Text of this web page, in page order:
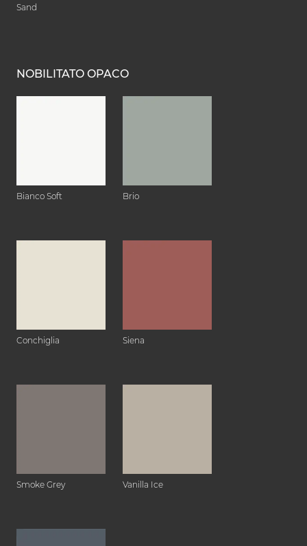
Sand
NOBILITATO OPACO
Bianco Soft Brio
Conchiglia Siena
Smoke Grey Vanilla Ice